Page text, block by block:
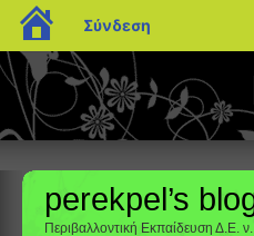
blogs.sch.gr
Σύνδεση
perekpel’s
Περιβαλλοντική Εκπαίδευση Δ.Ε.